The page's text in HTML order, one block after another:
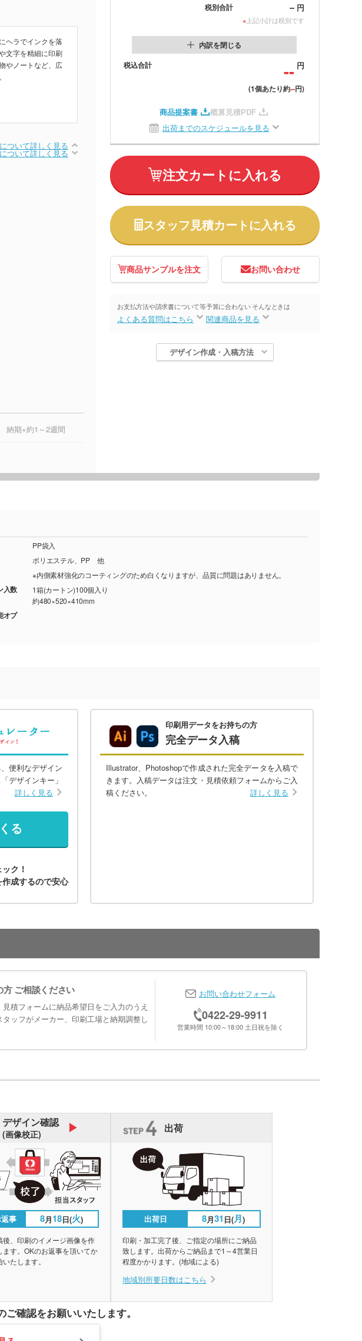
ヘラでインクを落
文字を精細に印刷
やノートなど、広
ついて詳しく見る
ついて詳しく見る
納期+約1～2週間
税別合計 -- 円
※ 上記小計は税別です
内訳を閉じる
税込合計
-- 円
(1個あたり約--円)
商品提案書
概算見積PDF
出荷までのスケジュールを見る
注文カートに入れる
スタッフ見積カートに入れる
商品サンプルを注文 お問い合わせ
お支払方法や請求書について等
よくある質問はこちら
予算に合わない そんなときは
関連商品を見る
デザイン作成・入稿方法
PP袋入
ポリエステル、PP 他
※内側素材強化のコーティングのため白くなりますが、品質に問題はありません。
入数
1箱(カートン)100個入り
約480×520×410mm
オプ
便利なデザイン
デザインキー」
詳しく見る
る
ク！
成するので安心
印刷用データをお持ちの方
完全データ入稿
Illustrator、Photoshopで作成された完全データを入稿で
きます。入稿データは注文・見積依頼フォームからご入
稿ください。
詳しく見る
ご相談ください
積フォームに納品希望日をご入力のうえ
タッフがメーカー、印刷工場と納期調整し
お問い合わせフォーム
0422-29-9911
営業時間 10:00～18:00 土日祝を除く
デザイン確認
(画像校正)
事 8月18日(火)
後、印刷のイメージ画像を作
ます。OKのお返事を頂いてか
たします。
出荷
出荷日 8月31 日(月)
印刷・加工完了後、ご指定の場所にご納品
致します。出荷からご納品まで1～4営業日
程度かかります。(地域による)
地域別所要日数はこちら
ご確認をお願いいたします。